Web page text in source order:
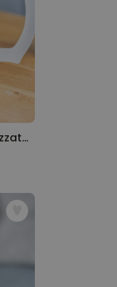
Boccale da Birra Personalizzato con due Volti e Logo